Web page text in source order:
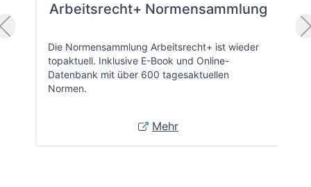
Arbeitsrecht+ Normensammlung
Die Normensammlung Arbeitsrecht+ ist wieder
topaktuell. Inklusive E-Book und Online-
Datenbank mit über 600 tagesaktuellen
Normen.
Mehr